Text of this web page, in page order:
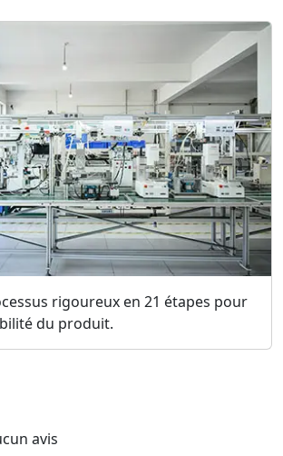
rigoureux en 21 étapes pour
du produit.
avis